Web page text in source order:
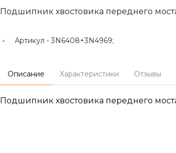
Подшипник хвостовика переднего
Артикул - 3N6408+3N4969;
Описание Характеристики Отзывы
Подшипник хвостовика переднего